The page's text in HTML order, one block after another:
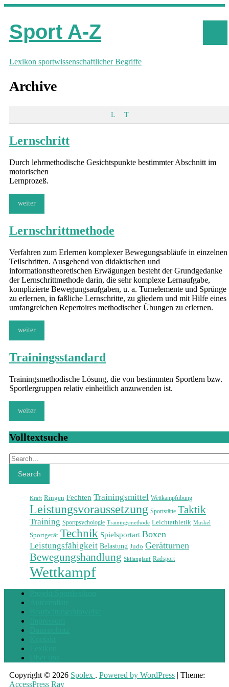
Sport A-Z
Lexikon sportwissenschaftlicher Begriffe
Archive
L T
Lernschritt
Durch lehrmethodische Gesichtspunkte bestimmter Abschnitt im
motorischen
Lernprozeß.
weiter
Lernschrittmethode
Verfahren zum Erlernen komplexer Bewegungsabläufe in einzelnen
Teilschritten. Ausgehend von didaktischen und
informationstheoretischen Erwägungen besteht der Grundgedanke
der Lernschrittmethode darin, die sehr komplexe Lernaufgabe,
komplizierte Bewegungsaufgaben, u. a. Turnelemente und Sprünge
zu erlernen, in faßliche Lernschritte, zu gliedern und mit Hilfe eines
umfangreichen Repertoires methodischer Übungen zu erlernen.
weiter
Trainingsstandard
Trainingsmethodische Lösung, die von bestimmten Sportlern bzw.
Sportlergruppen relativ einheitlich anzuwenden ist.
weiter
Volltextsuche
Search
Search
Kraft Ringen Fechten Trainingsmittel Wettkampfübung
Leistungsvoraussetzung Sportstätte Taktik
Training Sportpsychologie Trainingsmethode Leichtathletik Muskel
Sportgerät Technik Spielsportart Boxen
Leistungsfähigkeit Belastung Judo Gerätturnen
Bewegungshandlung Skilanglauf Radsport
Wettkampf
Copyright © 2026 Spolex . Powered by WordPress | Theme:
AccessPress Ray